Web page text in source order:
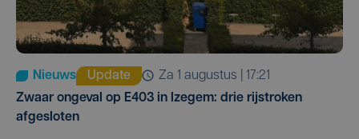
Nieuws Update
za 1 augustus | 17:21
Zwaar ongeval op E403 in Izegem: drie rijstroken
afgesloten